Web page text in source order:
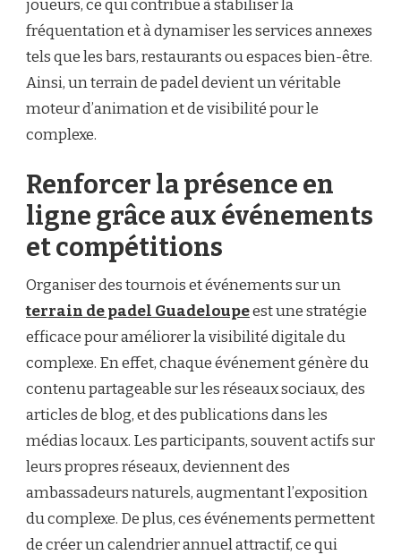
joueurs, ce qui contribue à stabiliser la
fréquentation et à dynamiser les services annexes
tels que les bars, restaurants ou espaces bien-être.
Ainsi, un terrain de padel devient un véritable
moteur d’animation et de visibilité pour le
complexe.
Renforcer la présence en
ligne grâce aux événements
et compétitions
Organiser des tournois et événements sur un
terrain de padel Guadeloupeest une stratégie
efficace pour améliorer la visibilité digitale du
complexe. En effet, chaque événement génère du
contenu partageable sur les réseaux sociaux, des
articles de blog, et des publications dans les
médias locaux. Les participants, souvent actifs sur
leurs propres réseaux, deviennent des
ambassadeurs naturels, augmentant l’exposition
du complexe. De plus, ces événements permettent
de créer un calendrier annuel attractif, ce qui